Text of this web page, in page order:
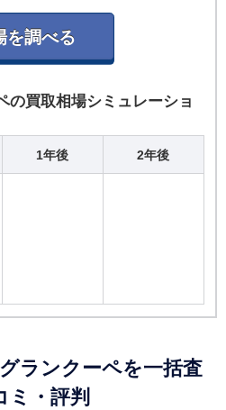
の買取相場シミュレーショ
1年後 2年後
ランクーペを一括査
ミ・評判